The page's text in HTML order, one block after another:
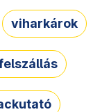
viharkárok